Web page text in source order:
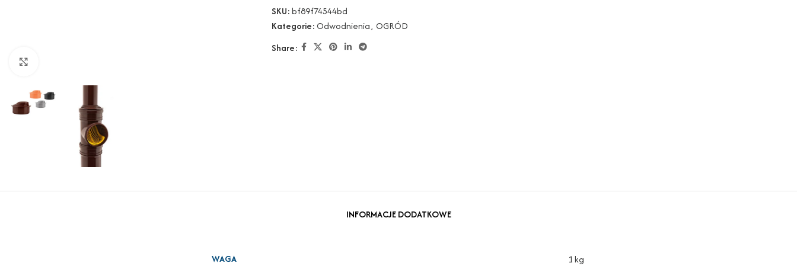
SKU:bf89f74544bd
Kategorie:Odwodnienia, OGRÓD
Share:
INFORMACJE DODATKOWE
WAGA 1 kg